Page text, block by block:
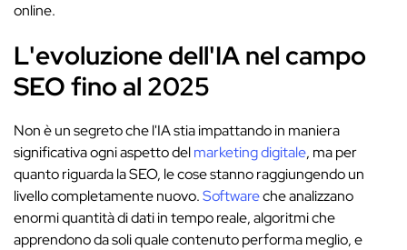
online.
L'evoluzione dell'IA nel campo
SEO fino al 2025
Non è un segreto che l'IA stia impattando in maniera
significativa ogni aspetto delmarketing digitale, ma per
quanto riguarda la SEO, le cose stanno raggiungendo un
livello completamente nuovo.Softwareche analizzano
enormi quantità di dati in tempo reale, algoritmi che
apprendono da soli quale contenuto performa meglio, e